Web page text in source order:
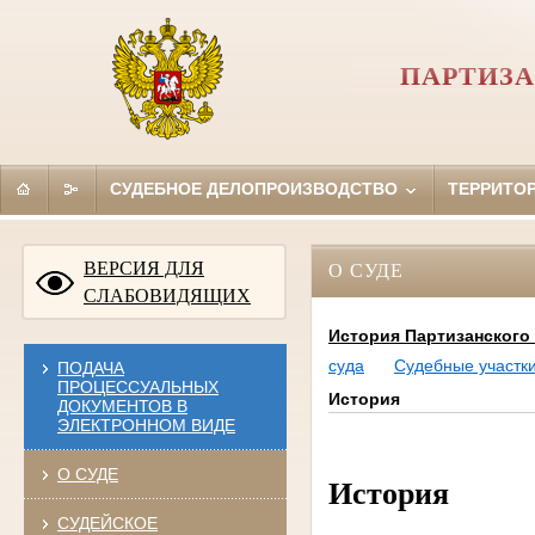
СУДЕБНОЕ ДЕЛОПРОИЗВОДСТВО
ВЕРСИЯ ДЛЯ
СЛАБОВИДЯЩИХ
ПОДАЧА
ПРОЦЕССУАЛЬНЫХ
ДОКУМЕНТОВ В
ЭЛЕКТРОННОМ ВИДЕ
О СУДЕ
СУДЕЙСКОЕ
О СУДЕ
История
суда
Судебные
История
История